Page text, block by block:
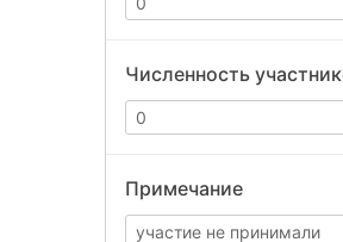
Численность
Примечание